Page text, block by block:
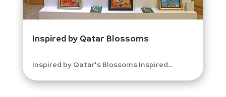
Inspired by Qatar Blossoms
Inspired by Qatar's Blossoms Inspired...